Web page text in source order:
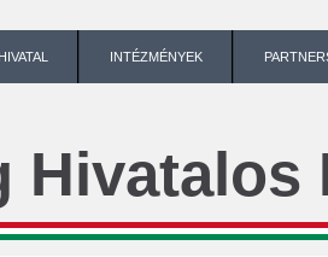
INTÉZMÉNYEK
Hivatalos